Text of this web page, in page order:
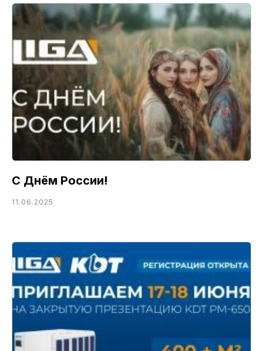
С Днём России!
11.06.2025